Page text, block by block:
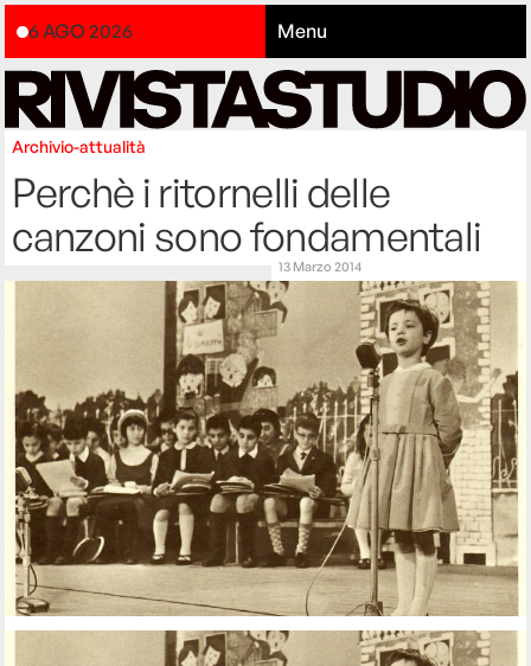
6 AGO 2026 Menu
Archivio-attualità
Perchè i ritornelli delle
canzoni sono fondamentali
13 Marzo 2014